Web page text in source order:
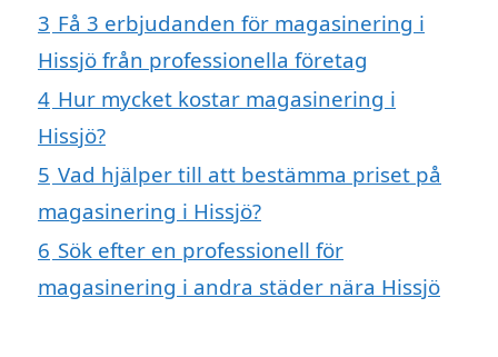
3 Få 3 erbjudanden för magasinering i
Hissjö från professionella företag
4 Hur mycket kostar magasinering i
Hissjö?
5 Vad hjälper till att bestämma priset på
magasinering i Hissjö?
6 Sök efter en professionell för
magasinering i andra städer nära Hissjö